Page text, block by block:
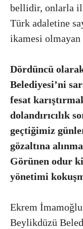
bellidir, onlarla
Türk adaletine
ikamesi
Dördüncü
Belediyesi’ni
fesat
dolandırıcılık
geçtiğimiz
gözaltına
Görünen odur
yönetimi
Ekrem
Beylikdüzü